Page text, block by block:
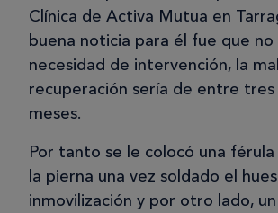
Clínica de Activa Mutua en
buena noticia para él fue que no
necesidad de intervención, la
recuperación sería de entre
meses.
Por tanto se le colocó una
la pierna una vez soldado el
inmovilización y por otro lado,